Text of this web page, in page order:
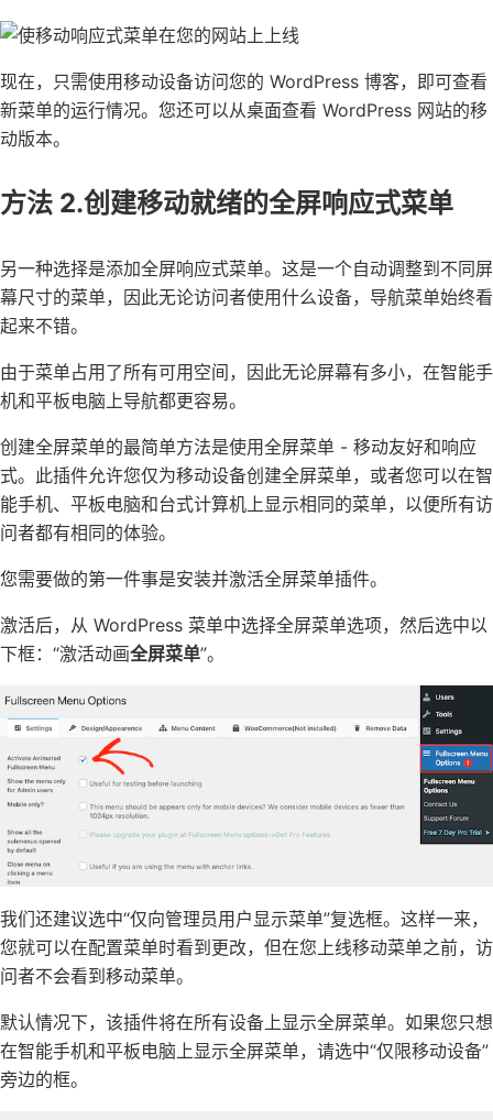
现在，只需使用移动设备访问您的 WordPress 博客，即可查看
新菜单的运行情况。您还可以从桌面查看 WordPress 网站的移
动版本。
方法 2.创建移动就绪的全屏响应式菜单
另一种选择是添加全屏响应式菜单。这是一个自动调整到不同屏
幕尺寸的菜单，因此无论访问者使用什么设备，导航菜单始终看
起来不错。
由于菜单占用了所有可用空间，因此无论屏幕有多小，在智能手
机和平板电脑上导航都更容易。
创建全屏菜单的最简单方法是使用全屏菜单 - 移动友好和响应
式。此插件允许您仅为移动设备创建全屏菜单，或者您可以在智
能手机、平板电脑和台式计算机上显示相同的菜单，以便所有访
问者都有相同的体验。
您需要做的第一件事是安装并激活全屏菜单插件。
激活后，从 WordPress 菜单中选择全屏菜单选项，然后选中以
下框：“激活动画全屏菜单”。
我们还建议选中“仅向管理员用户显示菜单”复选框。这样一来，
您就可以在配置菜单时看到更改，但在您上线移动菜单之前，访
问者不会看到移动菜单。
默认情况下，该插件将在所有设备上显示全屏菜单。如果您只想
在智能手机和平板电脑上显示全屏菜单，请选中“仅限移动设备”
旁边的框。